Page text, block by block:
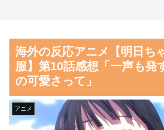
私見 「いくら税金を我々が払
ってるんだと」
【朗報】齋藤飛鳥、前屈みで
完全に見えてる動画が拡散され
てしまう…
磁気嵐、地球由来のイオンが
海外
だ！」
熊本総
韓国
京へ行
海外の反応アニメ【明日ち
服】第10話感想「一声も発
の可愛さって」
アニメ